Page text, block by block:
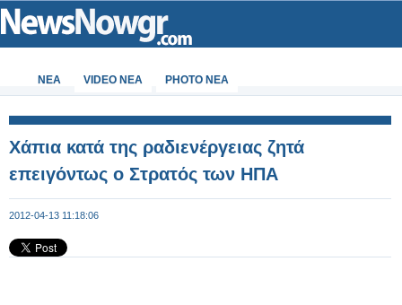
ΝΕΑ VIDEO NEA PHOTO NEA
Χάπια κατά της ραδιενέργειας ζητά
επειγόντως ο Στρατός των ΗΠΑ
2012-04-13 11:18:06